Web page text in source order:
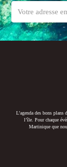
L’agenda des bons
l’île. Pour chaque
Martinique que